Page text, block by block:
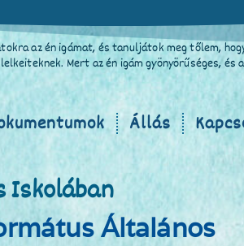
az én igámat, és tanuljátok meg tőlem,
Mert az én igám gyönyörűséges, és
Állás
Iskolában
Általános